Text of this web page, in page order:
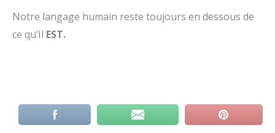
Notre langage humain reste toujours en dessous de
ce qu’Il EST.